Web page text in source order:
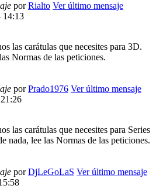
porRialto Ver último mensaje
14:13
las carátulas que necesites para 3D.
Normas de las peticiones.
porPrado1976 Ver último mensaje
las carátulas que necesites para Series
nada, lee las Normas de las peticiones.
porDjLeGoLaS Ver último mensaje